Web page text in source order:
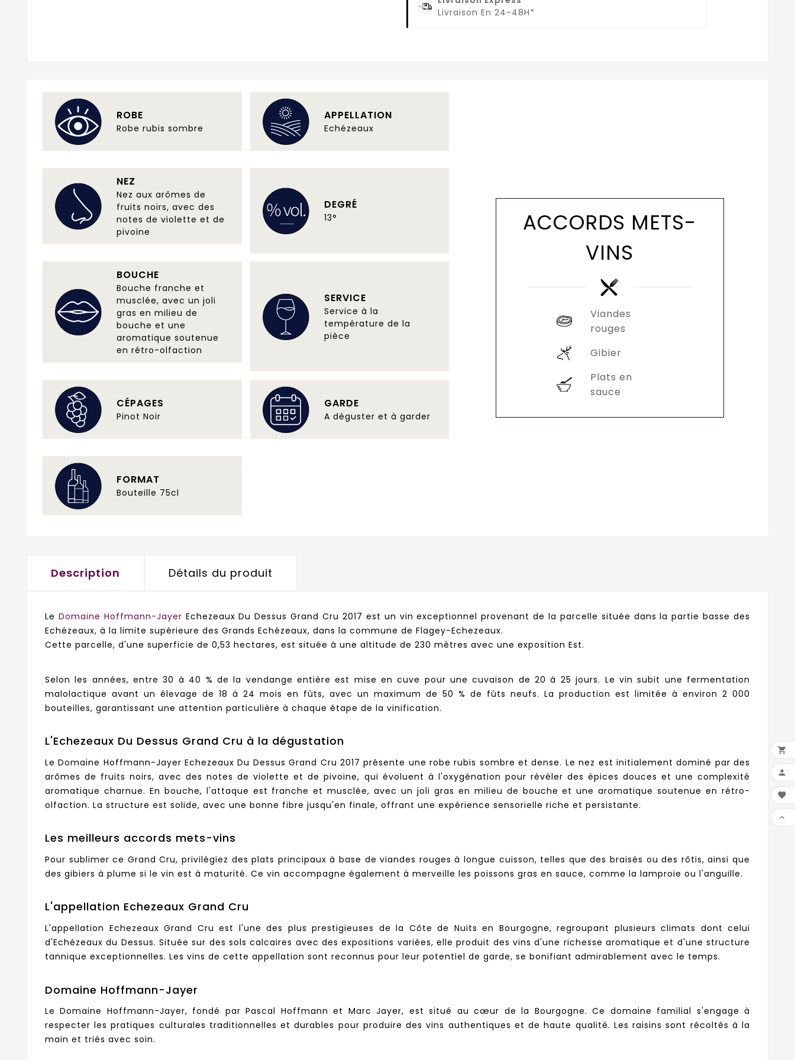
Livraison En 24-48H*
ROBE
Robe rubis sombre
APPELLATION
Echézeaux
NEZ
Nez aux arômes de
fruits noirs, avec des
notes de violette et de
pivoine
DEGRÉ
13°
BOUCHE
Bouche franche et
musclée, avec un joli
gras en milieu de
bouche et une
aromatique soutenue
en rétro-olfaction
SERVICE
Service à la
température de la
pièce
CÉPAGES
Pinot Noir
GARDE
A déguster et à garder
FORMAT
Bouteille 75cl
ACCORDS METS-
VINS
Viandes
rouges
Gibier
Plats en
sauce
Description Détails du produit
Le Domaine Hoffmann-Jayer Echezeaux Du Dessus Grand Cru 2017 est un vin exceptionnel provenant de la parcelle située dans la partie basse des
Echézeaux, à la limite supérieure des Grands Echézeaux, dans la commune de Flagey-Echezeaux.
Cette parcelle, d'une superficie de 0,53 hectares, est située à une altitude de 230 mètres avec une exposition Est.
Selon les années, entre 30 à 40 % de la vendange entière est mise en cuve pour une cuvaison de 20 à 25 jours. Le vin subit une fermentation
malolactique avant un élevage de 18 à 24 mois en fûts, avec un maximum de 50 % de fûts neufs. La production est limitée à environ 2 000
bouteilles, garantissant une attention particulière à chaque étape de la vinification.
L'Echezeaux Du Dessus Grand Cru à la dégustation
Le Domaine Hoffmann-Jayer Echezeaux Du Dessus Grand Cru 2017 présente une robe rubis sombre et dense. Le nez est initialement dominé par des
arômes de fruits noirs, avec des notes de violette et de pivoine, qui évoluent à l'oxygénation pour révéler des épices douces et une complexité
aromatique charnue. En bouche, l'attaque est franche et musclée, avec un joli gras en milieu de bouche et une aromatique soutenue en rétro-
olfaction. La structure est solide, avec une bonne fibre jusqu'en finale, offrant une expérience sensorielle riche et persistante.
Les meilleurs accords mets-vins
Pour sublimer ce Grand Cru, privilégiez des plats principaux à base de viandes rouges à longue cuisson, telles que des braisés ou des rôtis, ainsi que
des gibiers à plume si le vin est à maturité. Ce vin accompagne également à merveille les poissons gras en sauce, comme la lamproie ou l'anguille.
L'appellation Echezeaux Grand Cru
L'appellation Echezeaux Grand Cru est l'une des plus prestigieuses de la Côte de Nuits en Bourgogne, regroupant plusieurs climats dont celui
d'Echézeaux du Dessus. Située sur des sols calcaires avec des expositions variées, elle produit des vins d'une richesse aromatique et d'une structure
tannique exceptionnelles. Les vins de cette appellation sont reconnus pour leur potentiel de garde, se bonifiant admirablement avec le temps.
Domaine Hoffmann-Jayer
Le Domaine Hoffmann-Jayer, fondé par Pascal Hoffmann et Marc Jayer, est situé au cœur de la Bourgogne. Ce domaine familial s'engage à
respecter les pratiques culturales traditionnelles et durables pour produire des vins authentiques et de haute qualité. Les raisins sont récoltés à la
main et triés avec soin.



